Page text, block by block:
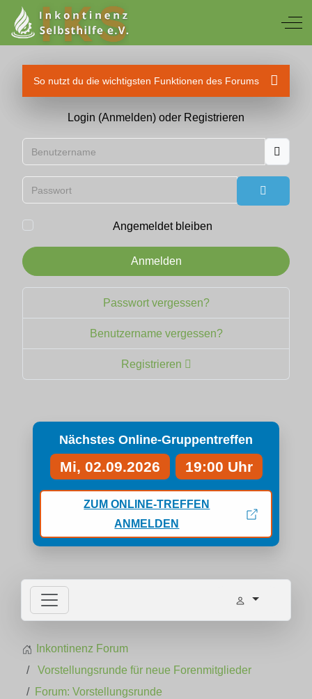
Off-
So nutzt du die wichtigsten Funktionen des Forums
Login (Anmelden) oder Registrieren
Benutzername
Passwort
Passwort
Angemeldet bleiben
Anmelden
Passwort vergessen?
Benutzername vergessen?
Registrieren
Nächstes Online-Gruppentreffen
Mi, 02.09.2026 19:00 Uhr
ZUM ONLINE-TREFFEN
ANMELDEN
Inkontinenz Forum
Vorstellungsrunde für neue Forenmitglieder
Forum: Vorstellungsrunde